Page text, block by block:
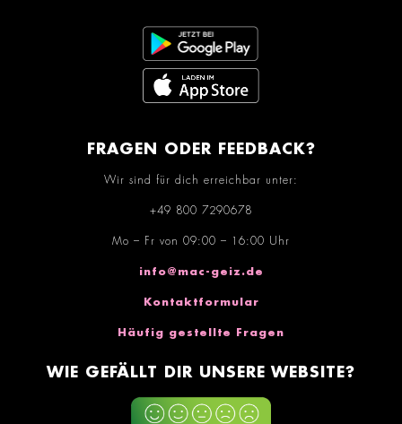
FRAGEN ODER FEEDBACK?
Wir sind für dich erreichbar unter:
+49 800 7290678
Mo – Fr von 09:00 – 16:00 Uhr
info@mac-geiz.de
Kontaktformular
Häufig gestellte Fragen
WIE GEFÄLLT DIR UNSERE WEBSITE?